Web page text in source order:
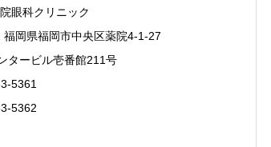
眼科クリニック
福岡県福岡市中央区薬院4-1-27
タービル壱番館211号
5361
5362